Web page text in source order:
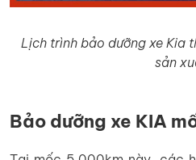
Lịch trình bảo dưỡng xe Kia
sản
Bảo dưỡng xe KIA